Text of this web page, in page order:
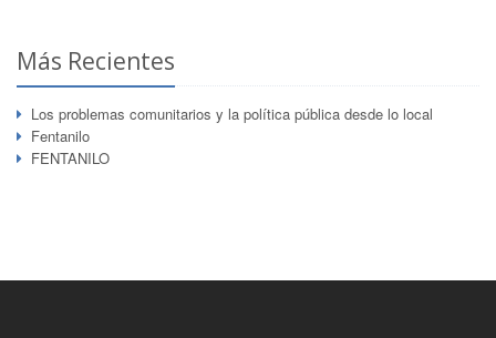
Más Recientes
Los problemas comunitarios y la política pública desde lo local
Fentanilo
FENTANILO